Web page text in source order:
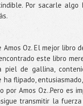
Por sacarle
Amos Oz. El mejor libro
este libro
piel de gallina,
ha flipado,
por Amos Oz..Pero
transmitir la